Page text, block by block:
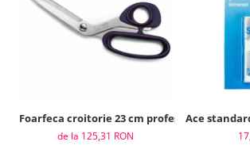
Foarfeca croitorie 23 cm profesional, Prym
de la 125,31 RON
Ace